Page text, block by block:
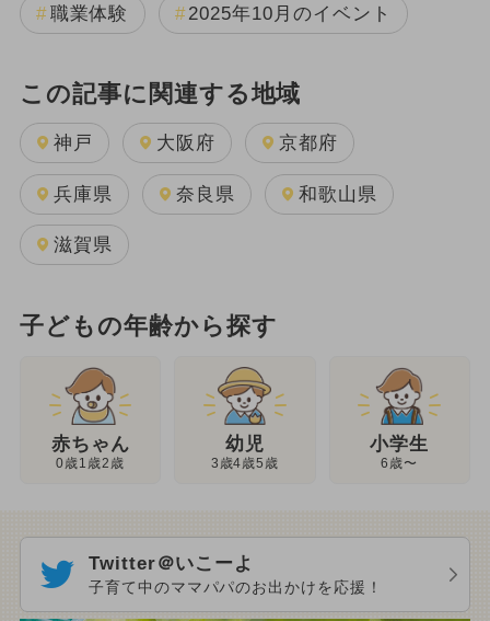
職業体験 2025年10月のイベント
この記事に関連する地域
神戸 大阪府 京都府
兵庫県 奈良県 和歌山県
滋賀県
子どもの年齢から探す
赤ちゃん
0歳1歳2歳
幼児
3歳4歳5歳
小学生
6歳〜
Twitter＠いこーよ
子育て中のママパパのお出かけを応援！